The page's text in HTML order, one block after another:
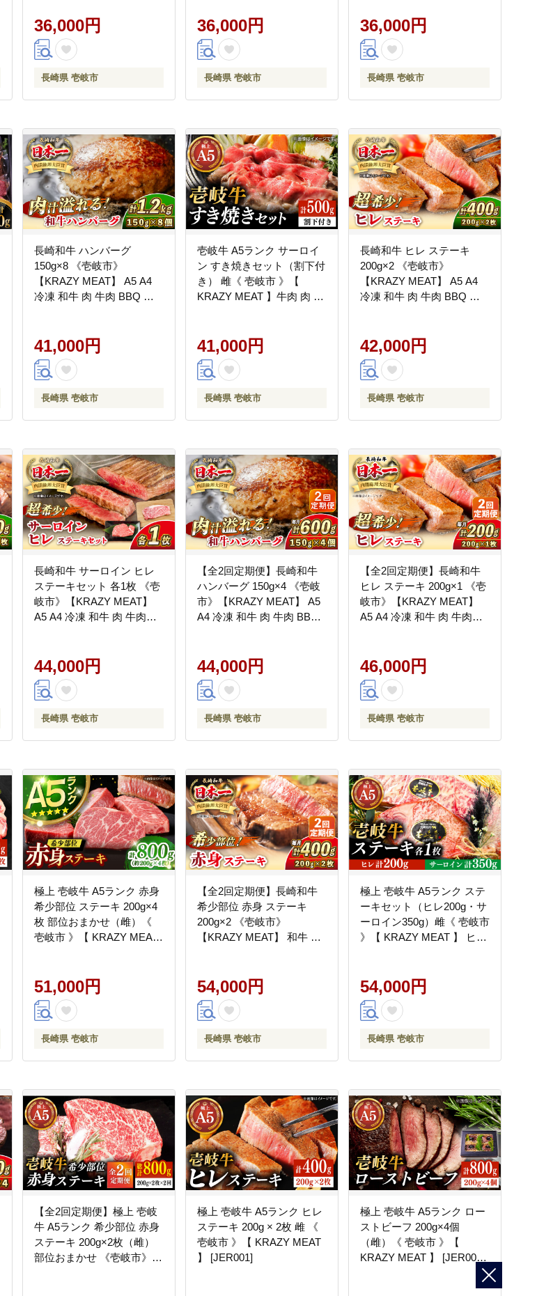
ボロネーゼ そぼろ 料理 調
理 ギフト 贈り物 [JER174]
36,000円
長崎県 壱岐市
加工品
36,000円
長崎県 壱岐市
36,000円
長崎県 壱岐市
長崎和牛 ハンバーグ
150g×8 《壱岐市》
【KRAZY MEAT】 A5 A4
冷凍 和牛 肉 牛肉 BBQ ハ
41,000円
長崎県 壱岐市
壱岐牛 A5ランク サーロイ
ン すき焼きセット（割下付
き） 雌《 壱岐市 》【
KRAZY MEAT 】牛肉 肉 す
41,000円
長崎県 壱岐市
長崎和牛 ヒレ ステーキ
200g×2 《壱岐市》
【KRAZY MEAT】 A5 A4
冷凍 和牛 肉 牛肉 BBQ 詰
42,000円
長崎県 壱岐市
長崎和牛 サーロイン ヒレ
ステーキセット 各1枚 《壱
岐市》【KRAZY MEAT】
A5 A4 冷凍 和牛 肉 牛肉
44,000円
長崎県 壱岐市
【全2回定期便】長崎和牛
ハンバーグ 150g×4 《壱岐
市》【KRAZY MEAT】 A5
A4 冷凍 和牛 肉 牛肉 BBQ
44,000円
長崎県 壱岐市
【全2回定期便】長崎和牛
ヒレ ステーキ 200g×1 《壱
岐市》【KRAZY MEAT】
A5 A4 冷凍 和牛 肉 牛肉
46,000円
長崎県 壱岐市
極上 壱岐牛 A5ランク 赤身
希少部位 ステーキ 200g×4
枚 部位おまかせ（雌）《
壱岐市 》【 KRAZY MEAT
51,000円
長崎県 壱岐市
【全2回定期便】長崎和牛
希少部位 赤身 ステーキ
200g×2 《壱岐市》
【KRAZY MEAT】 和牛 肉
54,000円
長崎県 壱岐市
極上 壱岐牛 A5ランク ステ
ーキセット（ヒレ200g・サ
ーロイン350g）雌《 壱岐市
》【 KRAZY MEAT 】 ヒレ
54,000円
長崎県 壱岐市
【全2回定期便】極上 壱岐
牛 A5ランク 希少部位 赤身
ステーキ 200g×2枚（雌）
部位おまかせ 《壱岐市》
極上 壱岐牛 A5ランク ヒレ
ステーキ 200g × 2枚 雌 《
壱岐市 》【 KRAZY MEAT
】 [JER001]
極上 壱岐牛 A5ランク ロー
ストビーフ 200g×4個
（雌）《 壱岐市 》【
KRAZY MEAT 】 [JER008]